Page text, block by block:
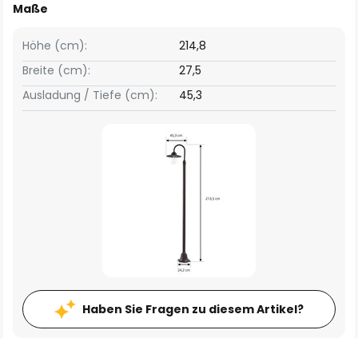
Maße
Breite (cm): 27,5
Höhe (cm): 214,8
Ausladung / Tiefe (cm): 45,3
Haben Sie Fragen zu diesem Artikel?